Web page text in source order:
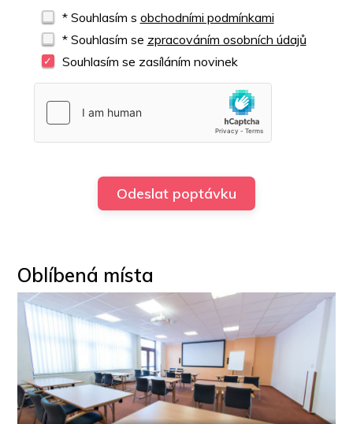
* Souhlasím s obchodními podmínkami
* Souhlasím se zpracováním osobních údajů
Souhlasím se zasíláním novinek
Oblíbená místa